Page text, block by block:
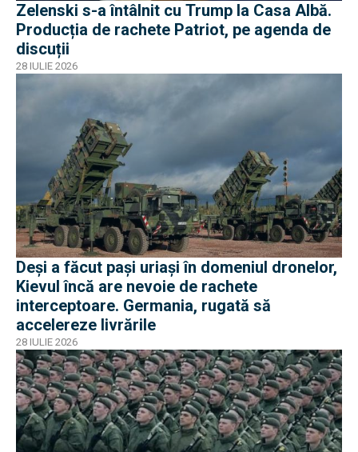
Zelenski s-a întâlnit cu Trump la Casa Albă.
Producția de rachete Patriot, pe agenda de
discuții
28 IULIE 2026
Deși a făcut pași uriași în domeniul dronelor,
Kievul încă are nevoie de rachete
interceptoare. Germania, rugată să
accelereze livrările
28 IULIE 2026